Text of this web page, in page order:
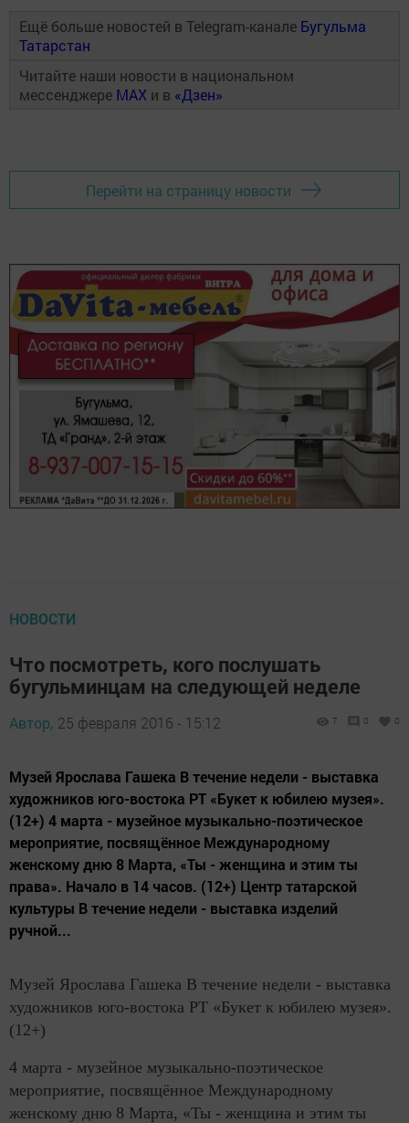
Ещё больше новостей в Telegram-канале Бугульма
Татарстан
Читайте наши новости в национальном
мессенджере MAX и в «Дзен»
Перейти на страницу новости
НОВОСТИ
Что посмотреть, кого послушать
бугульминцам на следующей неделе
Автор, 25 февраля 2016 - 15:12 7 0 0
Музей Ярослава Гашека В течение недели - выставка
художников юго-востока РТ «Букет к юбилею музея».
(12+) 4 марта - музейное музыкально-поэтическое
мероприятие, посвящённое Международному
женскому дню 8 Марта, «Ты - женщина и этим ты
права». Начало в 14 часов. (12+) Центр татарской
культуры В течение недели - выставка изделий
ручной...
Музей Ярослава Гашека В течение недели - выставка
художников юго-востока РТ «Букет к юбилею музея».
(12+)
4 марта - музейное музыкально-поэтическое
мероприятие, посвящённое Международному
женскому дню 8 Марта, «Ты - женщина и этим ты